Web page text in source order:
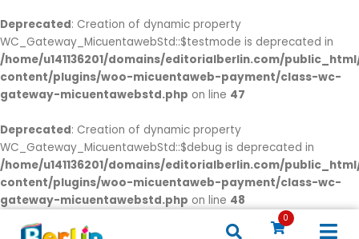
Deprecated: Creation of dynamic property
WC_Gateway_MicuentawebStd::$testmode is deprecated in
/home/u141136201/domains/editorialberlin.com/
content/plugins/woo-micuentaweb-payment/class-wc-
gateway-micuentawebstd.php on line 47
Deprecated: Creation of dynamic property
WC_Gateway_MicuentawebStd::$debug is deprecated in
/home/u141136201/domains/editorialberlin.com/
content/plugins/woo-micuentaweb-payment/class-wc-
gateway-micuentawebstd.php on line 48
0